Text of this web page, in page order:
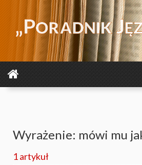
Wyrażenie: mówi mu
1 artykuł